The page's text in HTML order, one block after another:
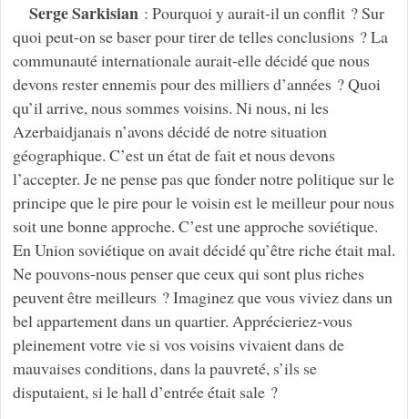
Serge Sarkisian: Pourquoi y aurait-il un conflit ? Sur
quoi peut-on se baser pour tirer de telles conclusions ? La
communauté internationale aurait-elle décidé que nous
devons rester ennemis pour des milliers d’années ? Quoi
qu’il arrive, nous sommes voisins. Ni nous, ni les
Azerbaidjanais n’avons décidé de notre situation
géographique. C’est un état de fait et nous devons
l’accepter. Je ne pense pas que fonder notre politique sur le
principe que le pire pour le voisin est le meilleur pour nous
soit une bonne approche. C’est une approche soviétique.
En Union soviétique on avait décidé qu’être riche était mal.
Ne pouvons-nous penser que ceux qui sont plus riches
peuvent être meilleurs ? Imaginez que vous viviez dans un
bel appartement dans un quartier. Apprécieriez-vous
pleinement votre vie si vos voisins vivaient dans de
mauvaises conditions, dans la pauvreté, s’ils se
disputaient, si le hall d’entrée était sale ?